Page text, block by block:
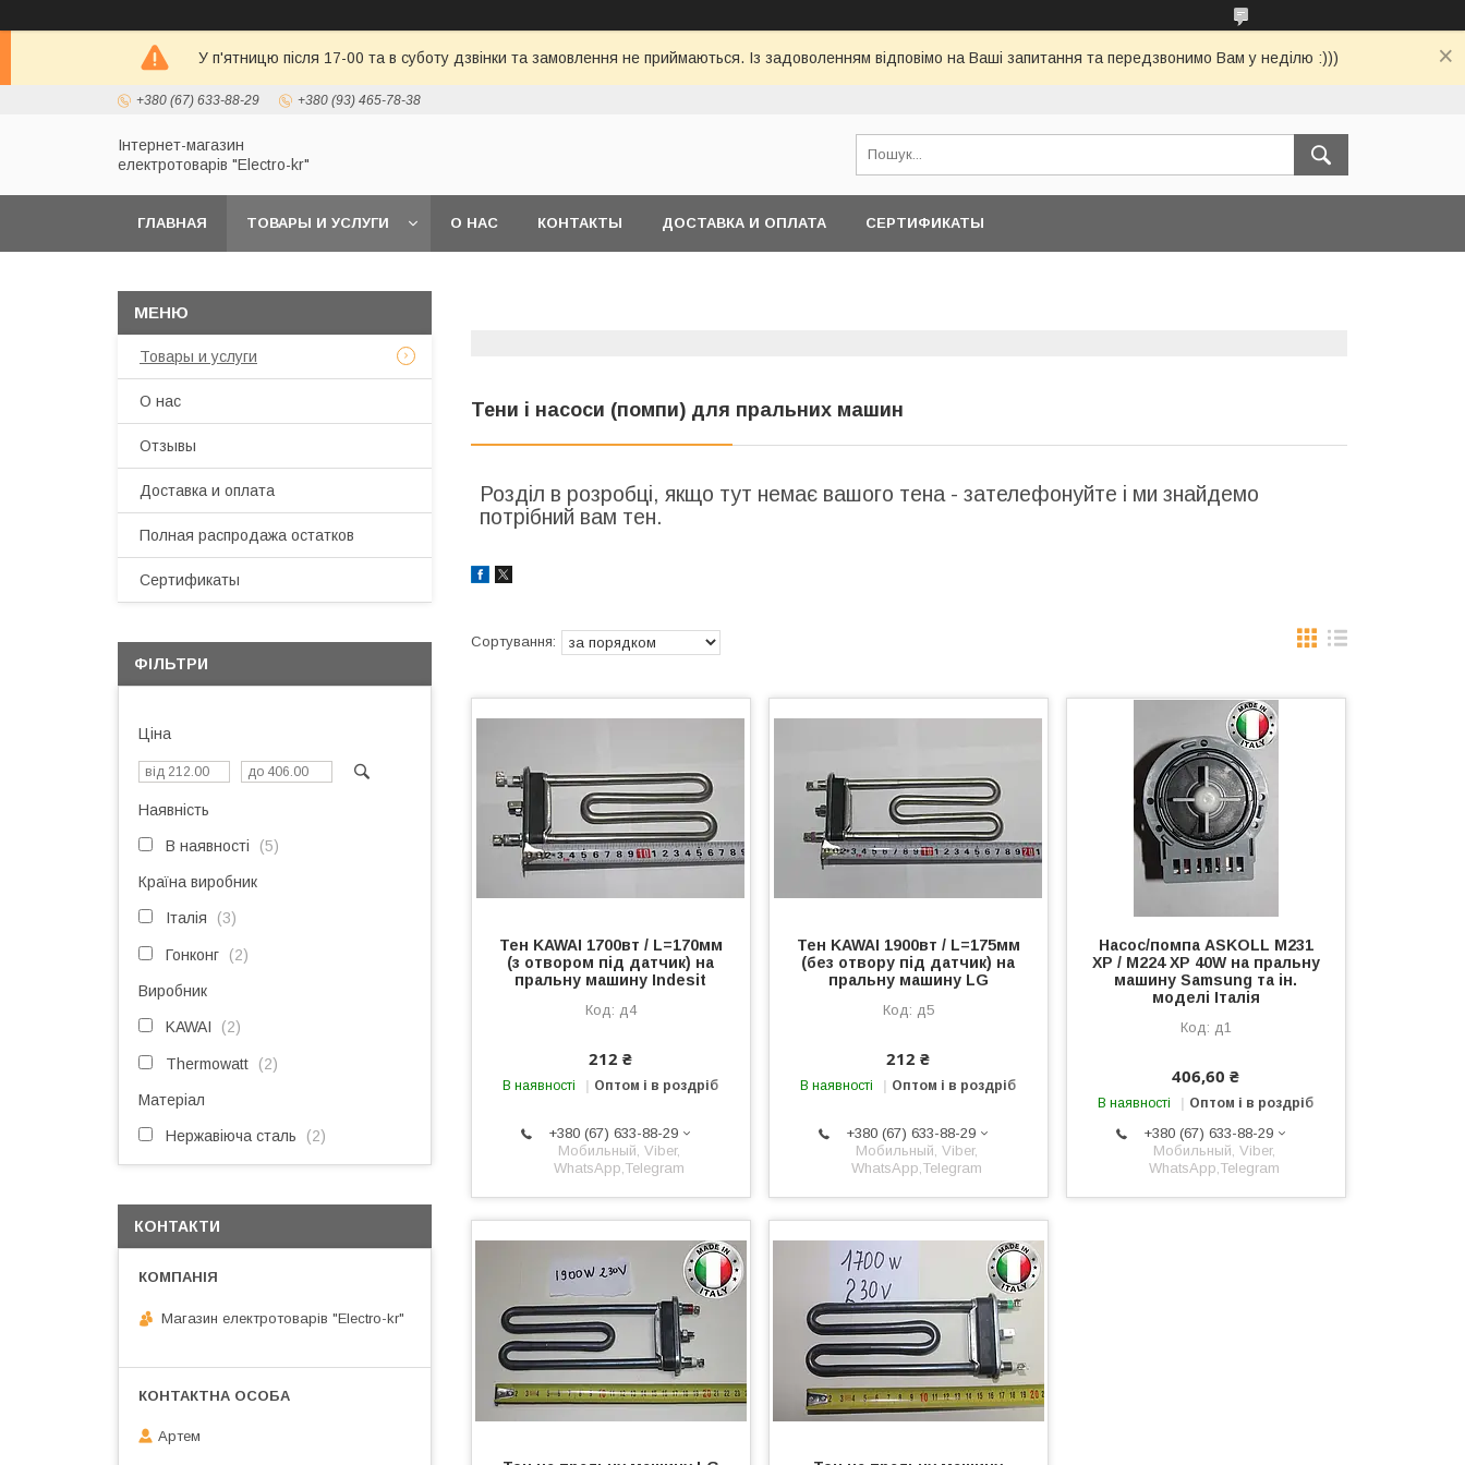
У п'ятницю після 17-00 та в суботу дзвінки та замовлення не приймаються. Із задоволенням відповімо на Ваші запитання та передзвонимо Вам у неділю :)))
+380 (67) 633-88-29 +380 (93) 465-78-38
Інтернет-магазин
електротоварів "Electro-kr"
ГЛАВНАЯ ТОВАРЫ И УСЛУГИ О НАС КОНТАКТЫ ДОСТАВКА И ОПЛАТА СЕРТИФИКАТЫ
Тени і насоси (помпи) для пральних машин
Розділ в розробці, якщо тут немає вашого тена - зателефонуйте і ми знайдемо
потрібний вам тен.
Тен KAWAI 1700вт / L=170мм
(з отвором під датчик) на
пральну машину Indesit
д4
212 ₴
В наявності Оптом і в роздріб
+380 (67) 633-88-29
Мобильный, Viber,
WhatsApp,Telegram
Тен KAWAI 1900вт / L=175мм
(без отвору під датчик) на
пральну машину LG
д5
212 ₴
В наявності Оптом і в роздріб
+380 (67) 633-88-29
Мобильный, Viber,
WhatsApp,Telegram
Насос/помпа ASKOLL M231
XP / M224 XP 40W на пральну
машину Samsung та ін.
моделі Італія
д1
406,60 ₴
В наявності Оптом і в роздріб
+380 (67) 633-88-29
Мобильный, Viber,
WhatsApp,Telegram
Товары и услуги
О нас
Отзывы
Доставка и оплата
Полная распродажа остатков
Сертификаты
ФІЛЬТРИ
Ціна
Наявність
В наявності 5
Країна виробник
Італія 3
Гонконг 2
Виробник
KAWAI 2
Thermowatt 2
Матеріал
Нержавіюча сталь 2
КОНТАКТИ
Магазин електротоварів "Electro-kr"
Артем